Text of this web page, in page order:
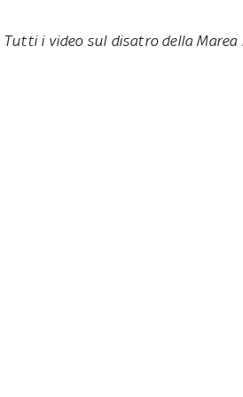
Tutti i video sul disatro della Marea